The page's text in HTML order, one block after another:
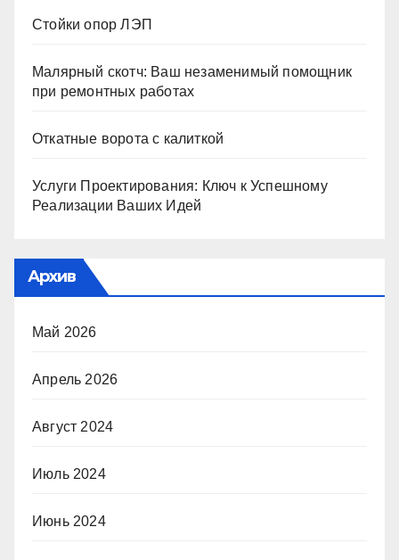
Стойки опор ЛЭП
Малярный скотч: Ваш незаменимый помощник
при ремонтных работах
Откатные ворота с калиткой
Услуги Проектирования: Ключ к Успешному
Реализации Ваших Идей
Архив
Май 2026
Апрель 2026
Август 2024
Июль 2024
Июнь 2024